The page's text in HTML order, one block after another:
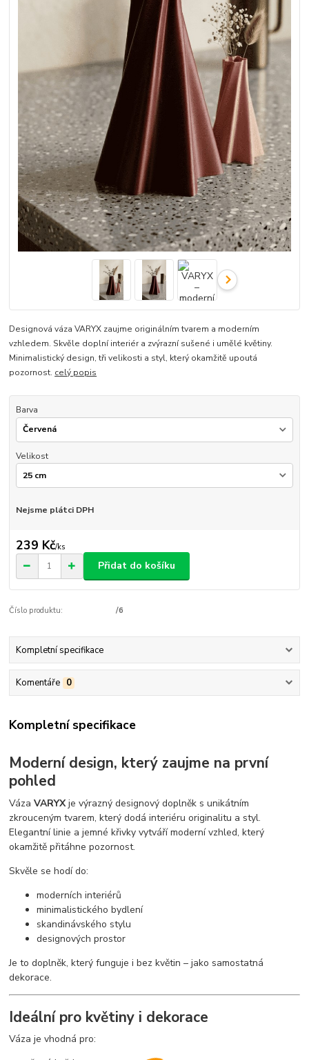
Designová váza VARYX zaujme originálním tvarem a moderním
vzhledem. Skvěle doplní interiér a zvýrazní sušené i umělé květiny.
Minimalistický design, tři velikosti a styl, který okamžitě upoutá
pozornost. celý popis
Barva
Velikost
Nejsme plátci DPH
239 Kč/ks
Přidat do košíku
Číslo produktu: /6
Kompletní specifikace
Komentáře 0
Kompletní specifikace
Moderní design, který zaujme na první
pohled
VázaVARYXje výrazný designový doplněk s unikátním
zkrouceným tvarem, který dodá interiéru originalitu a styl.
Elegantní linie a jemné křivky vytváří moderní vzhled, který
okamžitě přitáhne pozornost.
Skvěle se hodí do:
moderních interiérů
minimalistického bydlení
skandinávského stylu
designových prostor
Je to doplněk, který funguje i bez květin – jako samostatná
dekorace.
Ideální pro květiny i dekorace
Váza je vhodná pro: